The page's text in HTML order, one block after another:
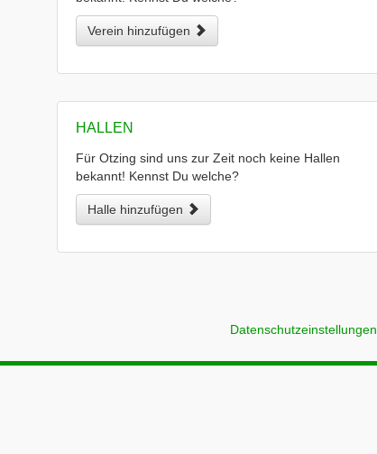
Verein hinzufügen
HALLEN
Für Otzing sind uns zur Zeit noch keine Hallen
bekannt! Kennst Du welche?
Halle hinzufügen
Datenschutzeinstellungen